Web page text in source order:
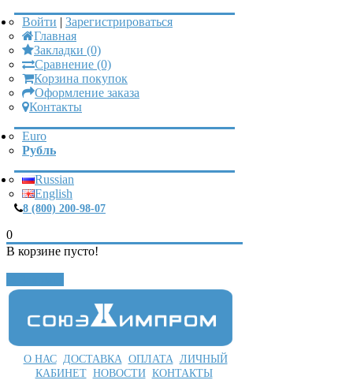
Войти | Зарегистрироваться
Главная
Закладки (0)
Сравнение (0)
Корзина покупок
Оформление заказа
Контакты
Euro
Рубль
Russian
English
8 (800) 200-98-07
0
В корзине пусто!
О НАС ДОСТАВКА ОПЛАТА ЛИЧНЫЙ
КАБИНЕТ НОВОСТИ КОНТАКТЫ